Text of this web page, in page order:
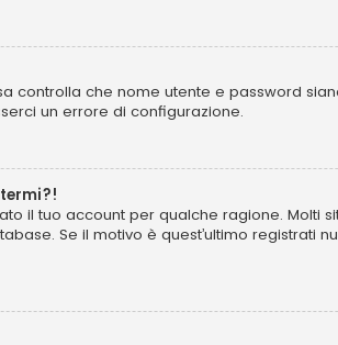
controlla che nome utente e password
un errore di configurazione.
il tuo account per qualche ragione. Molti
Se il motivo è quest’ultimo registrati